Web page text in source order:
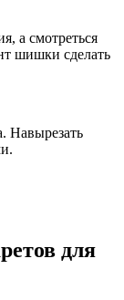
а смотреться
шишки сделать
Навырезать
для